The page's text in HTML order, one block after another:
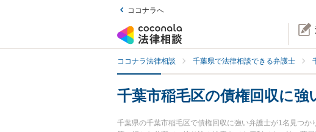
ココナラへ
ココナラ法律相談 千葉県で法律相談できる弁護士
千葉市稲毛区の債権回収に強
千葉県の千葉市稲毛区で債権回収に強い弁護士が1名見つ